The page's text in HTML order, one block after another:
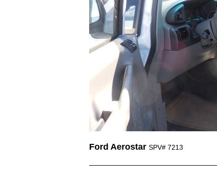
Ford Aerostar SPV# 7213